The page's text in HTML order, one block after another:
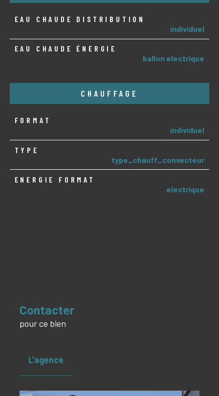
EAU CHAUDE DISTRIBUTION
individuel
EAU CHAUDE ÉNERGIE
ballon electrique
CHAUFFAGE
FORMAT
individuel
TYPE
type_chauff_convecteur
ENERGIE FORMAT
electrique
Contacter
pour ce bien
L'agence